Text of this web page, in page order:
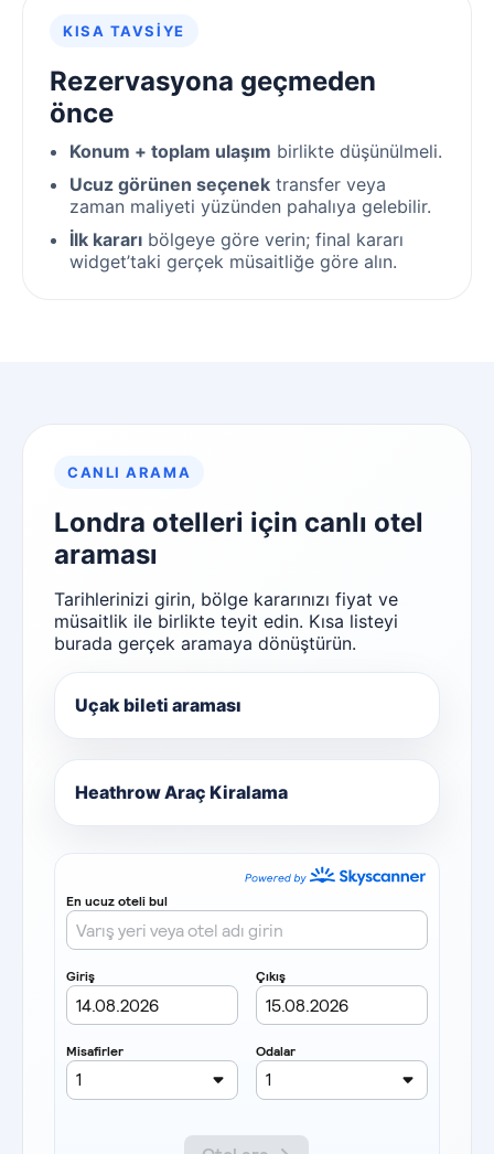
KISA TAVSIYE
Rezervasyona geçmeden
önce
Konum + toplam ulaşım birlikte düşünülmeli.
Ucuz görünen seçenek transfer veya
zaman maliyeti yüzünden pahalıya gelebilir.
İlk kararı bölgeye göre verin; final kararı
widget’taki gerçek müsaitliğe göre alın.
CANLI ARAMA
Londra otelleri için canlı otel
araması
Tarihlerinizi girin, bölge kararınızı fiyat ve
müsaitlik ile birlikte teyit edin. Kısa listeyi
burada gerçek aramaya dönüştürün.
Uçak bileti araması
Heathrow Araç Kiralama